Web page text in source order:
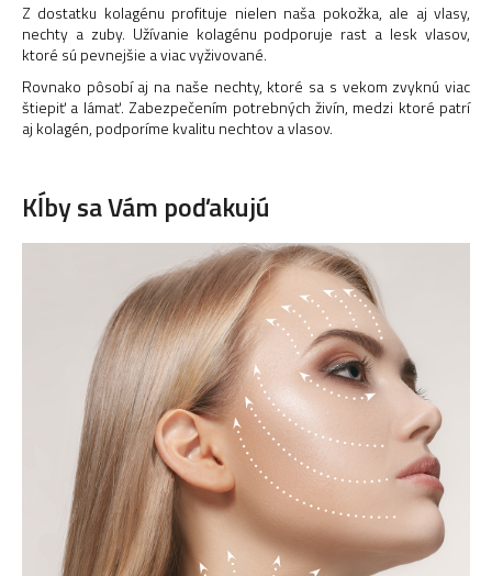
Z dostatku kolagénu profituje nielen naša pokožka, ale aj vlasy,
nechty a zuby. Užívanie kolagénu podporuje rast a lesk vlasov,
ktoré sú pevnejšie a viac vyživované.
Rovnako pôsobí aj na naše nechty, ktoré sa s vekom zvyknú viac
štiepiť a lámať. Zabezpečením potrebných živín, medzi ktoré patrí
aj kolagén, podporíme kvalitu nechtov a vlasov.
Kĺby sa Vám poďakujú